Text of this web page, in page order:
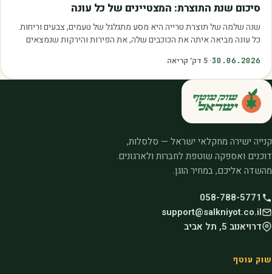
סיכום שנת התוצרת: המצטיינים של כל עונה
שנה שלמה של תוצרת טרייה היא מסע מתגלגל של טעמים, צבעים וריחות.
כל עונה מביאה איתה את הכוכבים שלה, את הפירות והירקות שנמצאים
30.06.2026
·
5 דק׳ קריאה
קנייה ישירה מחקלאי ישראל — סלסלות,
דוכנים ואספקה שוטפת לחברות ולארגונים.
מהשדה אליכם, במחיר הוגן.
058-788-5771
support@salkniyot.co.il
דרויאנוב 5, תל אביב
שוק עוטף